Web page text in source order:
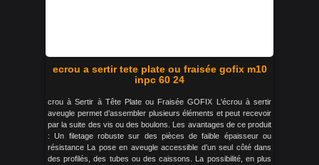
ecrou a sertir tete plate ou fraisée gofix m10
inpc 60 24
crou à Sertir à Tête Plate ou Fraisée GOFIX L'écrou à sertir
aveugle permet d’assembler plusieurs éléments et peut recevoir
par la suite des vis ou des boulons. Les avantages de ce produit
: Un filetage robuste sur des pièces de faible épaisseur ou
résistance La pose en aveugle accessible d’un seul côté dans
des profilés, des tubes ou des caissons. La possibilité, en plus